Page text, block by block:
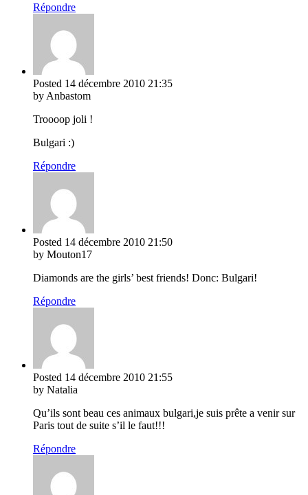
Répondre
Posted 14 décembre 2010 21:35
by Anbastom
Troooop joli !
Bulgari :)
Répondre
Posted 14 décembre 2010 21:50
by Mouton17
Diamonds are the girls’ best friends! Donc: Bulgari!
Répondre
Posted 14 décembre 2010 21:55
by Natalia
Qu’ils sont beau ces animaux bulgari,je suis prête a venir sur
Paris tout de suite s’il le faut!!!
Répondre